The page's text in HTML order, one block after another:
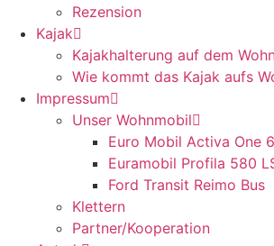
Rezension
Kajak
Kajakhalterung auf dem
Wie kommt das Kajak aufs
Impressum
Unser Wohnmobil
Euro Mobil Activa One
Euramobil Profila 580
Ford Transit Reimo Bus
Klettern
Partner/Kooperation